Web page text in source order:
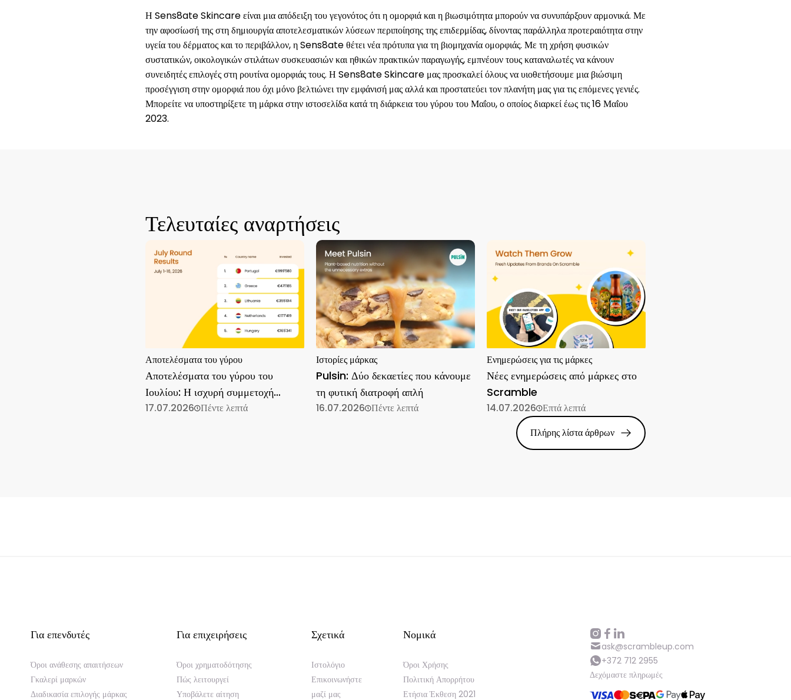
Η Sens8ate Skincare είναι μια απόδειξη του γεγονότος ότι η ομορφιά και η βιωσιμότητα μπορούν να συνυπάρξουν αρμονικά. Με
την αφοσίωσή της στη δημιουργία αποτελεσματικών λύσεων περιποίησης της επιδερμίδας, δίνοντας παράλληλα προτεραιότητα στην
υγεία του δέρματος και το περιβάλλον, η Sens8ate θέτει νέα πρότυπα για τη βιομηχανία ομορφιάς. Με τη χρήση φυσικών
συστατικών, οικολογικών στιλάτων συσκευασιών και ηθικών πρακτικών παραγωγής, εμπνέουν τους καταναλωτές να κάνουν
συνειδητές επιλογές στη ρουτίνα ομορφιάς τους. Η Sens8ate Skincare μας προσκαλεί όλους να υιοθετήσουμε μια βιώσιμη
προσέγγιση στην ομορφιά που όχι μόνο βελτιώνει την εμφάνισή μας αλλά και προστατεύει τον πλανήτη μας για τις επόμενες γενιές.
Μπορείτε να υποστηρίξετε τη μάρκα στηνιστοσελίδακατά τη διάρκεια του γύρου του Μαΐου, ο οποίος διαρκεί έως τις 16 Μαΐου
2023.
Τελευταίες αναρτήσεις
Αποτελέσματα του γύρου
Αποτελέσματα του γύρου του
Ιουλίου: Η ισχυρή συμμετοχή
συνεχίζεται
17.07.2026 Πέντε λεπτά
Ιστορίες μάρκας
Pulsin: Δύο δεκαετίες που κάνουμε
τη φυτική διατροφή απλή
16.07.2026 Πέντε λεπτά
Ενημερώσεις για τις μάρκες
Νέες ενημερώσεις από μάρκες στο
Scramble
14.07.2026 Επτά λεπτά
Πλήρης λίστα άρθρων
Για επενδυτές
Όροι ανάθεσης απαιτήσεων
Γκαλερί μαρκών
Διαδικασία επιλογής μάρκας
Για επιχειρήσεις
Όροι χρηματοδότησης
Πώς λειτουργεί
Υποβάλετε αίτηση
Σχετικά
Ιστολόγιο
Επικοινωνήστε
μαζί μας
Νομικά
Όροι Χρήσης
Πολιτική Απορρήτου
Ετήσια Έκθεση 2021
ask@scrambleup.com
+372 712 2955
Δεχόμαστε πληρωμές